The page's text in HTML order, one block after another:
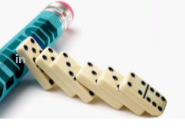
X
page
opens
in
LinkedIn
page
opens